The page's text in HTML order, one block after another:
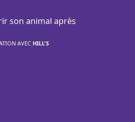
son animal après
AVEC HILL'S